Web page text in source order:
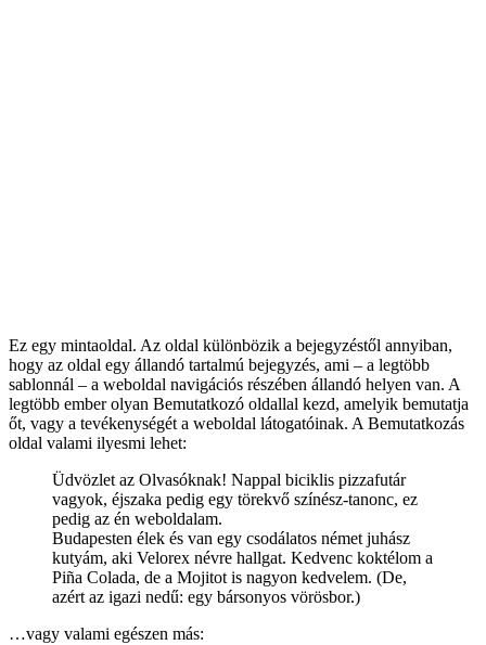
Ez egy mintaoldal. Az oldal különbözik a bejegyzéstől annyiban,
hogy az oldal egy állandó tartalmú bejegyzés, ami – a legtöbb
sablonnál – a weboldal navigációs részében állandó helyen van. A
legtöbb ember olyan Bemutatkozó oldallal kezd, amelyik bemutatja
őt, vagy a tevékenységét a weboldal látogatóinak. A Bemutatkozás
oldal valami ilyesmi lehet:
Üdvözlet az Olvasóknak! Nappal biciklis pizzafutár
vagyok, éjszaka pedig egy törekvő színész-tanonc, ez
pedig az én weboldalam.
Budapesten élek és van egy csodálatos német juhász
kutyám, aki Velorex névre hallgat. Kedvenc koktélom a
Piña Colada, de a Mojitot is nagyon kedvelem. (De,
azért az igazi nedű: egy bársonyos vörösbor.)
…vagy valami egészen más: